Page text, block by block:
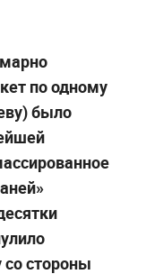
по одному
было
со стороны